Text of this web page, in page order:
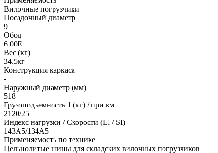
Вилочные погрузчики
Посадочный диаметр
9
Обод
6.00E
Вес (кг)
34.5кг
Конструкция каркаса
-
Наружный диаметр (мм)
518
Грузоподъемность 1 (кг) / при км
2120/25
Индекс нагрузки / Скорости (LI / SI)
143A5/134A5
Применяемость по технике
Цельнолитые шины для складских вилочных погрузчиков